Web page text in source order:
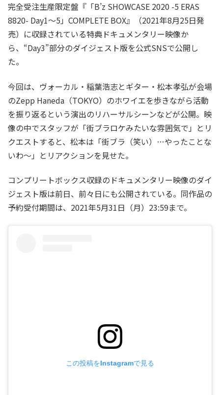
完全受注生産限定盤『「B’z SHOWCASE 2020 -5 ERAS
8820- Day1～5」COMPLETE BOX』（2021年8月25日発
売）に収録されている特典ドキュメンタリー映像か
ら、“Day3”部分のダイジェスト版を公式SNSで公開し
た。
今回は、ヴォーカル・稲葉浩志とギター・松本孝弘が会場
のZepp Haneda（TOKYO）のホワイエを歩きながら活動
を振り返るという演出のリハーサルシーンなどが公開。映
像の中でスタッフが「街ブラロケみたいな雰囲気で」とリ
クエストすると、松本は「街ブラ（笑い）…やったことな
いわ～」とリアクションを見せた。
コンプリートボックス収録のドキュメンタリー映像のダイ
ジェスト版は前日、前々日にも公開されている。同作品の
予約受付期間は、2021年5月31日（月）23:59まで。
この投稿をInstagramで見る